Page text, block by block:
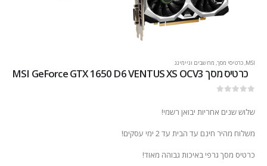
MSI
,כרטיסי מסך, מחשבים וגיימינג
כרטיס מסך MSI GeForce GTX 1650 D6 VENTUS XS OCV3
שלוש שנים אחריות יבואן רשמי!
משלוח מהיר חינם עד הבית עד 2 ימי עסקים!
כרטיס מסך גרפי באיכות גבוהה מאוד!